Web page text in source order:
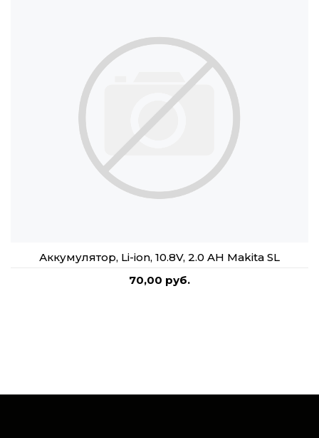
Аккумулятор, Li-ion, 10.8V, 2.0 AН Makita SL
70,00 руб.